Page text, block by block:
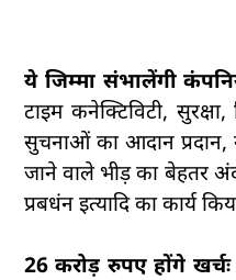
ये जिम्मा संभालेंगी
टाइम कनेक्टिविटी,
सुचनाओं का आदान प्रदान,
जाने वाले भीड़ का बेहतर
प्रबधंन इत्यादि का कार्य
26 करोड़ रुपए होंगे खर्चः